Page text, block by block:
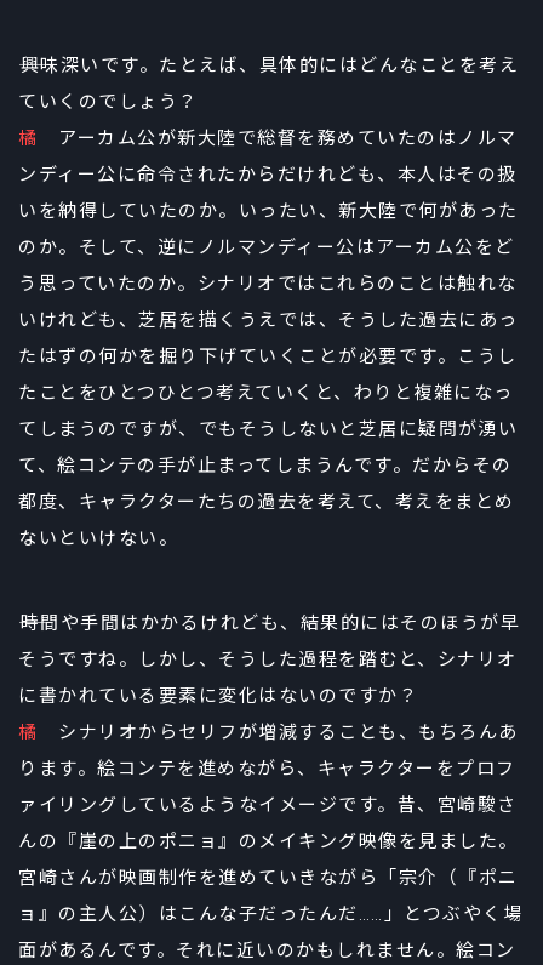
――興味深いです。たとえば、具体的にはどんなことを考え
ていくのでしょう？
橘
アーカム公が新大陸で総督を務めていたのはノルマ
ンディー公に命令されたからだけれども、本人はその扱
いを納得していたのか。いったい、新大陸で何があった
のか。そして、逆にノルマンディー公はアーカム公をど
う思っていたのか。シナリオではこれらのことは触れな
いけれども、芝居を描くうえでは、そうした過去にあっ
たはずの何かを掘り下げていくことが必要です。こうし
たことをひとつひとつ考えていくと、わりと複雑になっ
てしまうのですが、でもそうしないと芝居に疑問が湧い
て、絵コンテの手が止まってしまうんです。だからその
都度、キャラクターたちの過去を考えて、考えをまとめ
ないといけない。
――時間や手間はかかるけれども、結果的にはそのほうが早
そうですね。しかし、そうした過程を踏むと、シナリオ
に書かれている要素に変化はないのですか？
橘
シナリオからセリフが増減することも、もちろんあ
ります。絵コンテを進めながら、キャラクターをプロフ
ァイリングしているようなイメージです。昔、宮崎駿さ
んの『崖の上のポニョ』のメイキング映像を見ました。
宮崎さんが映画制作を進めていきながら「宗介（『ポニ
ョ』の主人公）はこんな子だったんだ……」とつぶやく場
面があるんです。それに近いのかもしれません。絵コン